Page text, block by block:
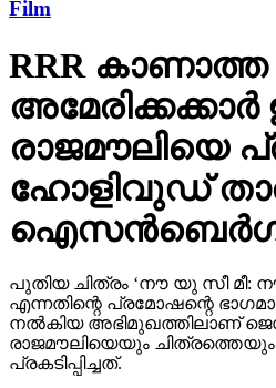
അമേരിക്കക്കാര്‍
രാജമൗലിയെ
ഹോളിവുഡ്
പുതിയ ചിത്രം ‘നൗ യു സീ മീ:
എന്നതിന്റെ പ്രമോഷന്റെ
നല്‍കിയ അഭിമുഖത്തിലാണ്
രാജമൗലിയെയും ചിത്രത്തെയും
പ്രകടിപ്പിച്ചത്.